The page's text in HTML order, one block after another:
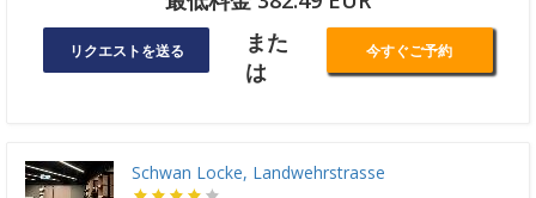
リクエストを送る
また
は
今すぐご予約
Schwan Locke, Landwehrstrasse